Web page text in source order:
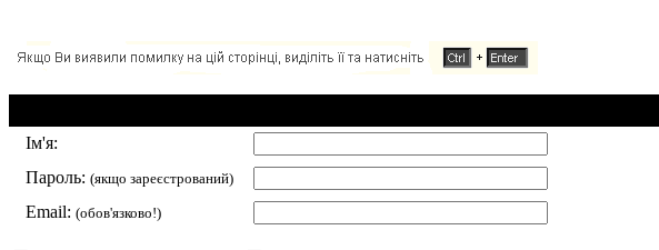
Ім'я:
Пароль: (якщо зареєстрований)
Email: (обов'язково!)